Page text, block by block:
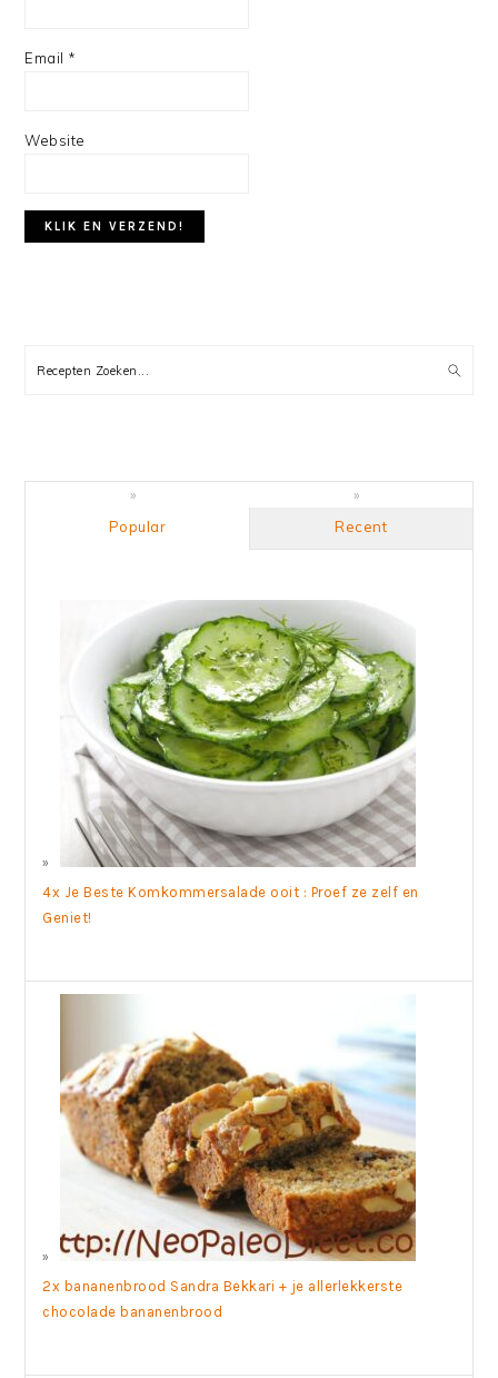
Email *
Website
SIDEBAR
Recepten
Popular Recent
4x Je Beste Komkommersalade ooit : Proef ze zelf en
Geniet!
2x bananenbrood Sandra Bekkari + je allerlekkerste
chocolade bananenbrood